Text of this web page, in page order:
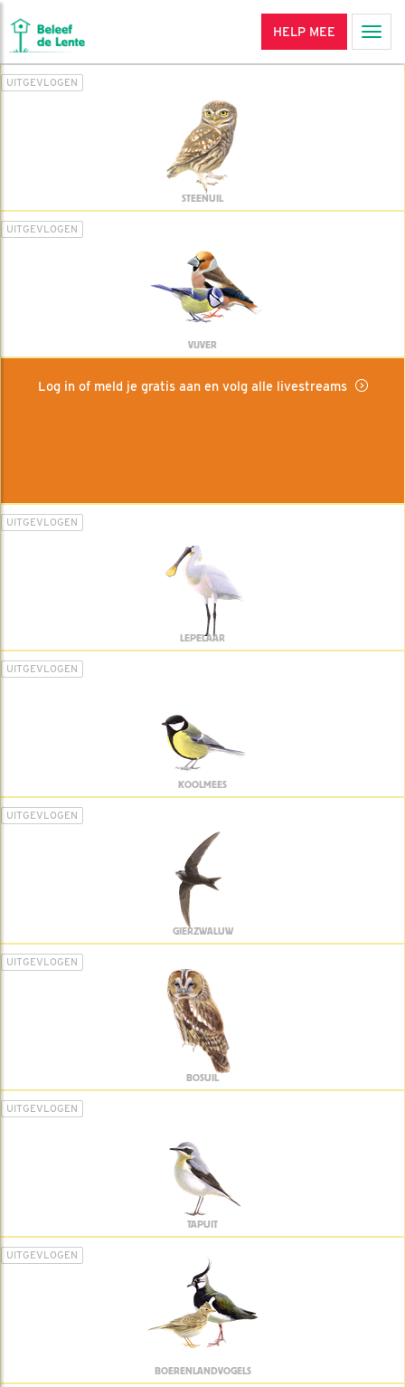
HELP MEE
UITGEVLOGEN
STEENUIL
UITGEVLOGEN
VIJVER
Log in of meld je gratis aan en volg alle livestreams
UITGEVLOGEN
LEPELAAR
UITGEVLOGEN
KOOLMEES
UITGEVLOGEN
GIERZWALUW
UITGEVLOGEN
BOSUIL
UITGEVLOGEN
TAPUIT
UITGEVLOGEN
BOERENLANDVOGELS